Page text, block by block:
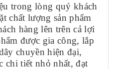
trong lòng quý khách
chất lượng sản phẩm
hàng lên trên cả lợi
được gia công, lắp
chuyền hiện đại,
chi tiết nhỏ nhất, đạt